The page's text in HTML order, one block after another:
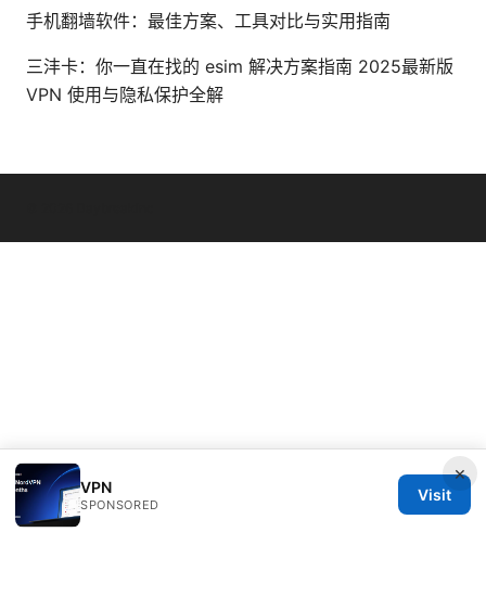
手机翻墙软件：最佳方案、工具对比与实用指南
三沣卡：你一直在找的 esim 解决方案指南 2025最新版
VPN 使用与隐私保护全解
×
VPN
SPONSORED
Visit